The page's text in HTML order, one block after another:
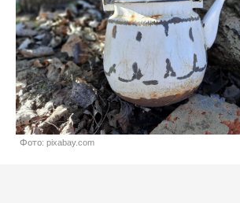
Фото: pixabay.com